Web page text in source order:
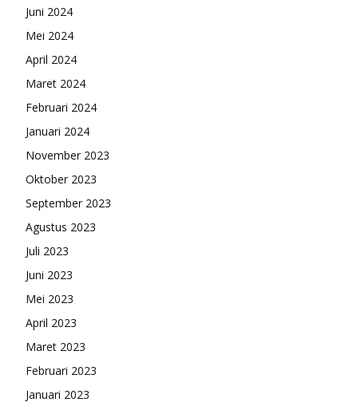
Juni 2024
Mei 2024
April 2024
Maret 2024
Februari 2024
Januari 2024
November 2023
Oktober 2023
September 2023
Agustus 2023
Juli 2023
Juni 2023
Mei 2023
April 2023
Maret 2023
Februari 2023
Januari 2023